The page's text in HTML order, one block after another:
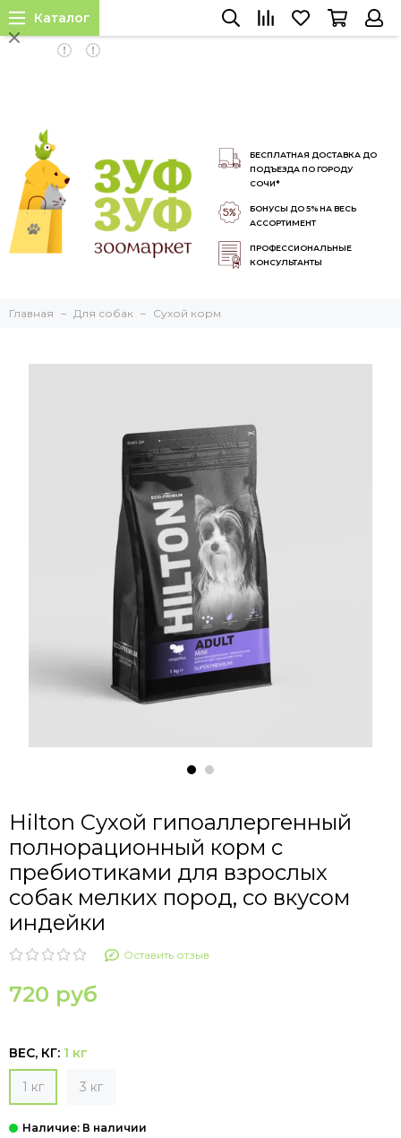
INSTALL APP
БЕСПЛАТНАЯ ДОСТАВКА ДО
ПОДЪЕЗДА ПО ГОРОДУ
СОЧИ*
БОНУСЫ ДО 5% НА ВЕСЬ
АССОРТИМЕНТ
ПРОФЕССИОНАЛЬНЫЕ
КОНСУЛЬТАНТЫ
Каталог
Главная Для собак Сухой корм
Hilton Сухой гипоаллергенный
полнорационный корм с
пребиотиками для взрослых
собак мелких пород, со вкусом
индейки
Оставить отзыв
720 руб
ВЕС, КГ: 1 кг
1 кг 3 кг